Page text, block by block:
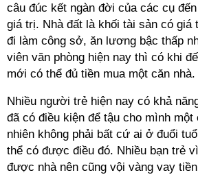
câu đúc kết ngàn đời của các cụ
giá trị. Nhà đất là khối tài sản có giá
đi làm công sở, ăn lương bậc thấp
viên văn phòng hiện nay thì có khi
mới có thể đủ tiền mua một căn nhà.
Nhiều người trẻ hiện nay có khả
đã có điều kiện để tậu cho mình một
nhiên không phải bất cứ ai ở đuổi
thể có được điều đó. Nhiều bạn trẻ
được nhà nên cũng vội vàng vay